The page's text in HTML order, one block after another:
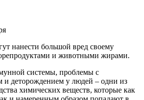
нанести большой вред своему
и животными жирами.
системы, проблемы с
и деторождением у людей – одни из
химических веществ, которые как